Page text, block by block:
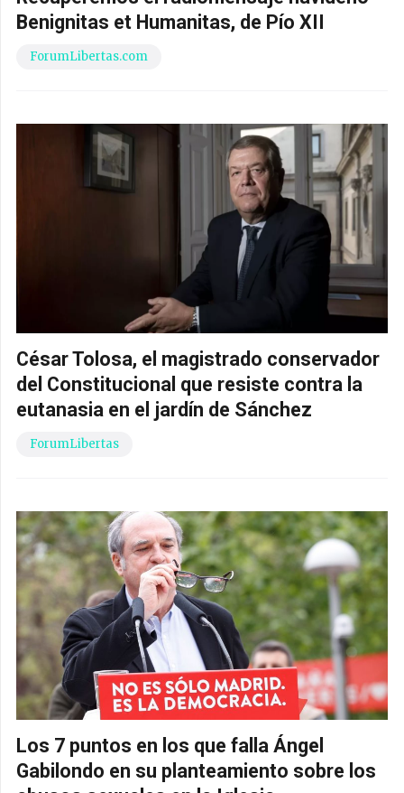
Benignitas et Humanitas, de Pío XII
ForumLibertas.com
César Tolosa, el magistrado conservador
del Constitucional que resiste contra la
eutanasia en el jardín de Sánchez
ForumLibertas
Los 7 puntos en los que falla Ángel
Gabilondo en su planteamiento sobre los